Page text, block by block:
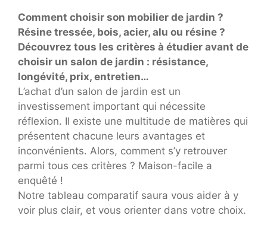
Comment choisir son mobilier de jardin ?
Résine tressée, bois, acier, alu ou résine ?
Découvrez tous les critères à étudier avant de
choisir un salon de jardin : résistance,
longévité, prix, entretien…
L’achat d’un salon de jardin est un
investissement important qui nécessite
réflexion. Il existe une multitude de matières qui
présentent chacune leurs avantages et
inconvénients. Alors, comment s’y retrouver
parmi tous ces critères ? Maison-facile a
enquêté !
Notre tableau comparatif saura vous aider à y
voir plus clair, et vous orienter dans votre choix.